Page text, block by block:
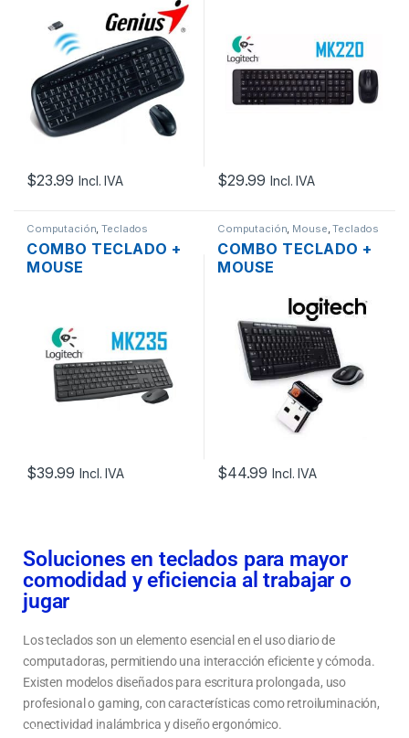
GENIUS KB-8000X
MULTIMEDIA DE
2.4GHZ
$23.99 Incl. IVA $29.99 Incl. IVA
Computación ,Teclados
COMBO TECLADO +
MOUSE
$39.99 Incl. IVA
Computación Mouse ,Teclados
COMBO TECLADO +
MOUSE
LOGITECH MK270
2.4GHZ EN ESPAÑOL
$44.99 Incl. IVA
Soluciones en teclados para mayor
comodidad y eficiencia al trabajar o
jugar
Los teclados son un elemento esencial en el uso diario de
computadoras, permitiendo una interacción eficiente y cómoda.
Existen modelos diseñados para escritura prolongada, uso
profesional o gaming, con características como retroiluminación,
conectividad inalámbrica y diseño ergonómico.
Tipos de teclados: mecánicos, inalámbricos y ergonómicos